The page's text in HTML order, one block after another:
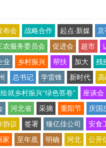
布会 战略合作 起点∙新媒
京
农服务委员会 促进会 超市
业 乡村振兴 帮扶 加大 残
总书记 学雷锋 新时代
就乡村振兴“绿色答卷”
座谈会
河北省 采摘 重阳节 庆国
协议 签署 臻亿佳公司
安食
家
至年底 明确 河北 公开